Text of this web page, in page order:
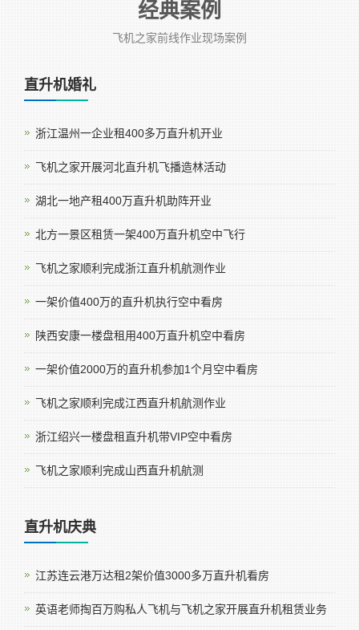
经典案例
飞机之家前线作业现场案例
直升机婚礼
浙江温州一企业租400多万直升机开业
飞机之家开展河北直升机飞播造林活动
湖北一地产租400万直升机助阵开业
北方一景区租赁一架400万直升机空中飞行
飞机之家顺利完成浙江直升机航测作业
一架价值400万的直升机执行空中看房
陕西安康一楼盘租用400万直升机空中看房
一架价值2000万的直升机参加1个月空中看房
飞机之家顺利完成江西直升机航测作业
浙江绍兴一楼盘租直升机带VIP空中看房
飞机之家顺利完成山西直升机航测
直升机庆典
江苏连云港万达租2架价值3000多万直升机看房
英语老师掏百万购私人飞机与飞机之家开展直升机租赁业务